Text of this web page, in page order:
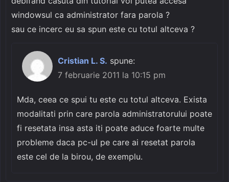
windowsul ca administrator fara parola ?
sau ce incerc eu sa spun este cu totul altceva ?
Cristian L. S. spune:
7 februarie 2011 la 10:15 pm
Mda, ceea ce spui tu este cu totul altceva. Exista
modalitati prin care parola administratorului poate
fi resetata insa asta iti poate aduce foarte multe
probleme daca pc-ul pe care ai resetat parola
este cel de la birou, de exemplu.